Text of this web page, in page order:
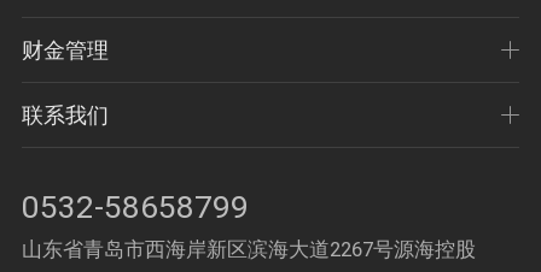
财金管理
联系我们
0532-58658799
山东省青岛市西海岸新区滨海大道2267号源海控股